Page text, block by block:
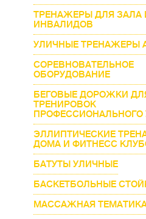
ТРЕНАЖЕРЫ ДЛЯ ЗАЛА
ИНВАЛИДОВ
УЛИЧНЫЕ ТРЕНАЖЕРЫ
СОРЕВНОВАТЕЛЬНОЕ
ОБОРУДОВАНИЕ
БЕГОВЫЕ ДОРОЖКИ
ТРЕНИРОВОК
ПРОФЕССИОНАЛЬНОГО
ЭЛЛИПТИЧЕСКИЕ
ДОМА И ФИТНЕСС
БАТУТЫ УЛИЧНЫЕ
БАСКЕТБОЛЬНЫЕ
МАССАЖНАЯ